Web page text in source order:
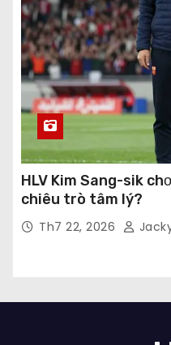
HLV Kim Sang-sik
chiêu trò tâm lý?
Th7 22, 2026